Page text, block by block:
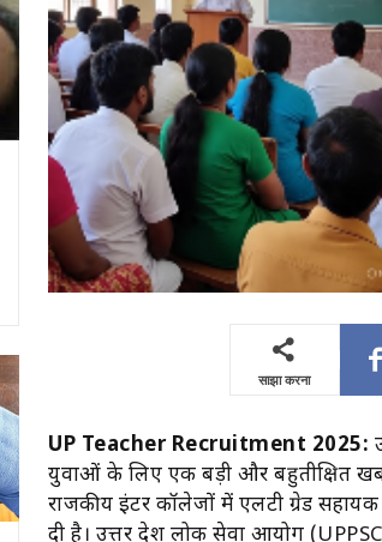
साझा करना
UP Teacher Recruitment 2025:
युवाओं के लिए एक बड़ी और बहुप्रतीक्षित
राजकीय इंटर कॉलेजों में एलटी ग्रेड सहायक
दी है। उत्तर प्रदेश लोक सेवा आयोग